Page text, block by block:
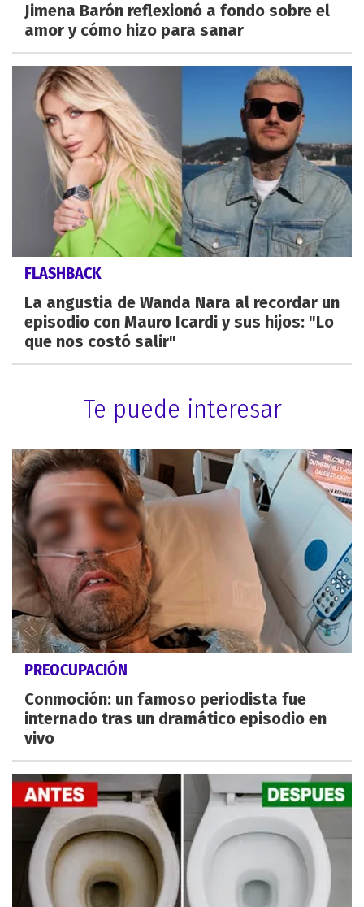
Jimena Barón reflexionó a fondo sobre el
amor y cómo hizo para sanar
FLASHBACK
La angustia de Wanda Nara al recordar un
episodio con Mauro Icardi y sus hijos: "Lo
que nos costó salir"
Te puede interesar
PREOCUPACIÓN
Conmoción: un famoso periodista fue
internado tras un dramático episodio en
vivo